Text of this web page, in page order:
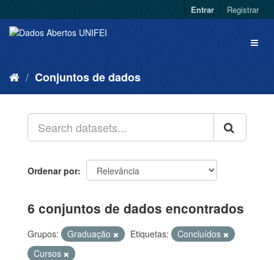
Entrar Registrar
Conjuntos de dados
Ordenar por
6 conjuntos de dados encontrados
Grupos: Graduação Etiquetas:
Concluídos
Cursos